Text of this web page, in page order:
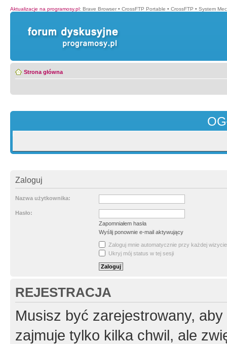
Aktualizacje na programosy.pl: Brave Browser • CrossFTP Portable • CrossFTP • System
Strona główna
Zaloguj
Nazwa użytkownika:
Hasło:
Zapomniałem hasła
Wyślij ponownie e-mail aktywujący
Zaloguj mnie automatycznie przy każdej wizycie
Ukryj mój status w tej sesji
REJESTRACJA
Musisz być zarejestrowany,
zajmuje tylko kilka chwil, ale